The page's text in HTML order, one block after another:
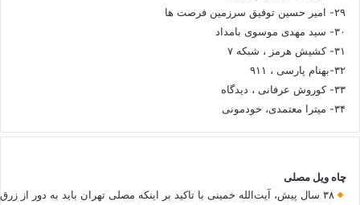
۲۹- امیر حسین توفیق سرزمین فرصت ها
۳۰- سید مهدی موسوی بامداد
۳۱- کشیش هرمز ، شبکه ۷
۳۲-بهنام پارسی ، ۹۱۱
۳۳- کوروش عرفانی ، دیدگاه
۳۴- میترا معتمدی، خودمونی
چاه ویل مصلی
۳۸ سال پیش، آیت‌الله خمینی با تاکید بر اینکه مصلی تهران باید به دور از